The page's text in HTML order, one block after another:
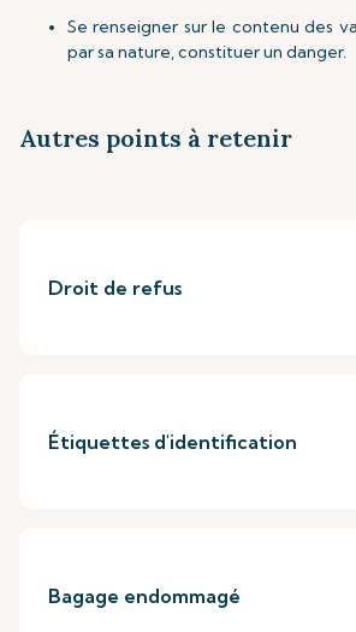
Se renseigner sur le contenu des
par sa nature, constituer un danger.
Autres points à retenir
Droit de refus
Étiquettes d'identification
Bagage endommagé